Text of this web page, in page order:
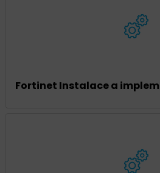
Fortinet Instalace a